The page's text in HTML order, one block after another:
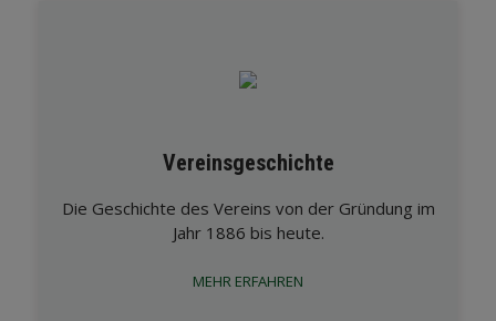
Vereinsgeschichte
Die Geschichte des Vereins von der Gründung im
Jahr 1886 bis heute.
MEHR ERFAHREN